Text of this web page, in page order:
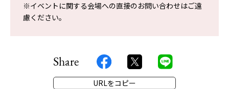
※イベントに関する会場への直接のお問い合わせはご遠
慮ください。
Share
URLをコピー